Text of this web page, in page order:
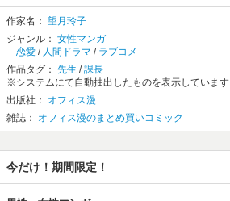
作家名： 望月玲子
ジャンル： 女性マンガ
恋愛 / 人間ドラマ / ラブコメ
作品タグ： 先生 /課長
※システムにて自動抽出したものを表示しています
出版社： オフィス漫
雑誌： オフィス漫のまとめ買いコミック
今だけ！期間限定！